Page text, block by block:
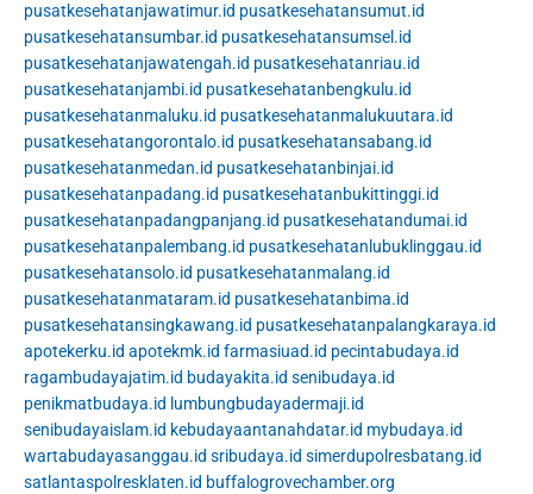
pusatkesehatanjawatimur.id pusatkesehatansumut.id
pusatkesehatansumbar.id pusatkesehatansumsel.id
pusatkesehatanjawatengah.id pusatkesehatanriau.id
pusatkesehatanjambi.id pusatkesehatanbengkulu.id
pusatkesehatanmaluku.id pusatkesehatanmalukuutara.id
pusatkesehatangorontalo.id pusatkesehatansabang.id
pusatkesehatanmedan.id pusatkesehatanbinjai.id
pusatkesehatanpadang.id pusatkesehatanbukittinggi.id
pusatkesehatanpadangpanjang.id pusatkesehatandumai.id
pusatkesehatanpalembang.id pusatkesehatanlubuklinggau.id
pusatkesehatansolo.id pusatkesehatanmalang.id
pusatkesehatanmataram.id pusatkesehatanbima.id
pusatkesehatansingkawang.id pusatkesehatanpalangkaraya.id
apotekerku.id apotekmk.id farmasiuad.id pecintabudaya.id
ragambudayajatim.id budayakita.id senibudaya.id
penikmatbudaya.id lumbungbudayadermaji.id
senibudayaislam.id kebudayaantanahdatar.id mybudaya.id
wartabudayasanggau.id sribudaya.id simerdupolresbatang.id
satlantaspolresklaten.id buffalogrovechamber.org